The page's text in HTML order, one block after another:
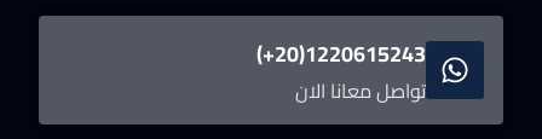
1220615243(20+)
تواصل معانا الان